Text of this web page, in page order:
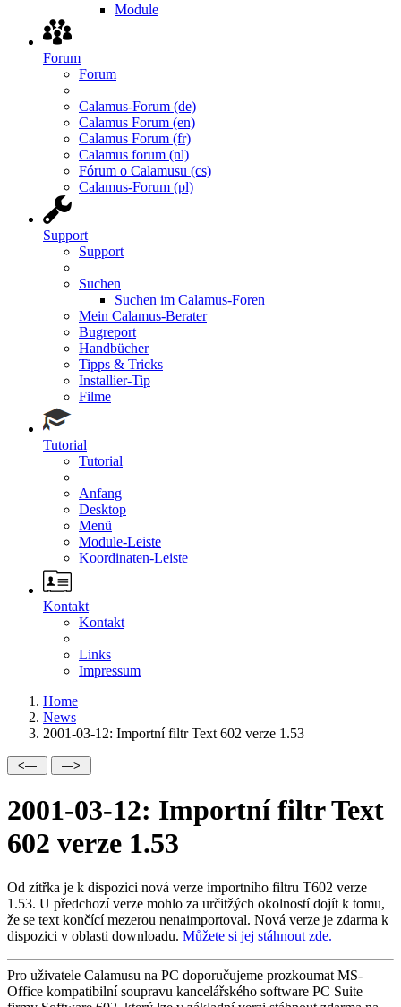
Module
Forum
Forum
Calamus-Forum (de)
Calamus Forum (en)
Calamus Forum (fr)
Calamus forum (nl)
Fórum o Calamusu (cs)
Calamus-Forum (pl)
Support
Support
Suchen
Suchen im Calamus-Foren
Mein Calamus-Berater
Bugreport
Handbücher
Tipps & Tricks
Installier-Tip
Filme
Tutorial
Tutorial
Anfang
Desktop
Menü
Module-Leiste
Koordinaten-Leiste
Kontakt
Kontakt
Links
Impressum
Home
News
2001-03-12: Importní filtr Text 602 verze 1.53
2001-03-12: Importní filtr Text
602 verze 1.53
Od zítřka je k dispozici nová verze importního filtru T602 verze
1.53. U předchozí verze mohlo za určitžých okolností dojít k tomu,
že se text končící mezerou nenaimportoval. Nová verze je zdarma k
dispozici v oblasti downloadu. Můžete si jej stáhnout zde.
Pro uživatele Calamusu na PC doporučujeme prozkoumat MS-
Office kompatibilní soupravu kancelářského software PC Suite